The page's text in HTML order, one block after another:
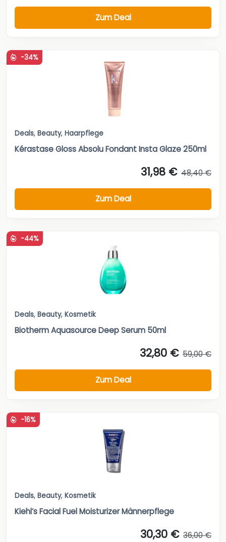
Zum Deal
-34%
Deals, Beauty, Haarpflege
Kérastase Gloss Absolu Fondant Insta Glaze 250ml
31,98 € 48,40 €
Zum Deal
-44%
Deals, Beauty, Kosmetik
Biotherm Aquasource Deep Serum 50ml
32,80 € 59,00 €
Zum Deal
-16%
Deals, Beauty, Kosmetik
Kiehl’s Facial Fuel Moisturizer Männerpflege
30,30 € 36,00 €